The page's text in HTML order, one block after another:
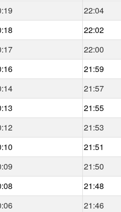
22:04
22:02
22:00
21:59
21:57
21:55
21:53
21:51
21:50
21:48
21:46